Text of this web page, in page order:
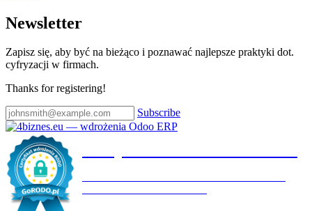
Newsletter
Zapisz się, aby być na bieżąco i poznawać najlepsze praktyki dot.
cyfryzacji w firmach.
Thanks for registering!
Subscribe